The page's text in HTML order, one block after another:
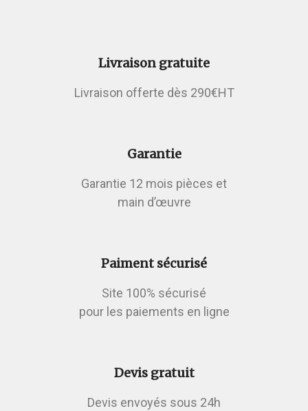
Livraison gratuite
Livraison offerte dès 290€HT
Garantie
Garantie 12 mois pièces et
main d’œuvre
Paiment sécurisé
Site 100% sécurisé
pour les paiements en ligne
Devis gratuit
Devis envoyés sous 24h